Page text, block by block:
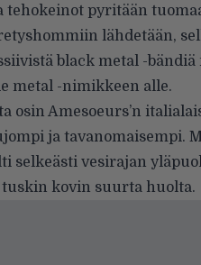
pyritään
lähdetään,
black metal -bändiä
metal -nimikkeen alle.
osin Amesoeurs’n
ja tavanomaisempi.
selkeästi vesirajan
kovin suurta huolta.